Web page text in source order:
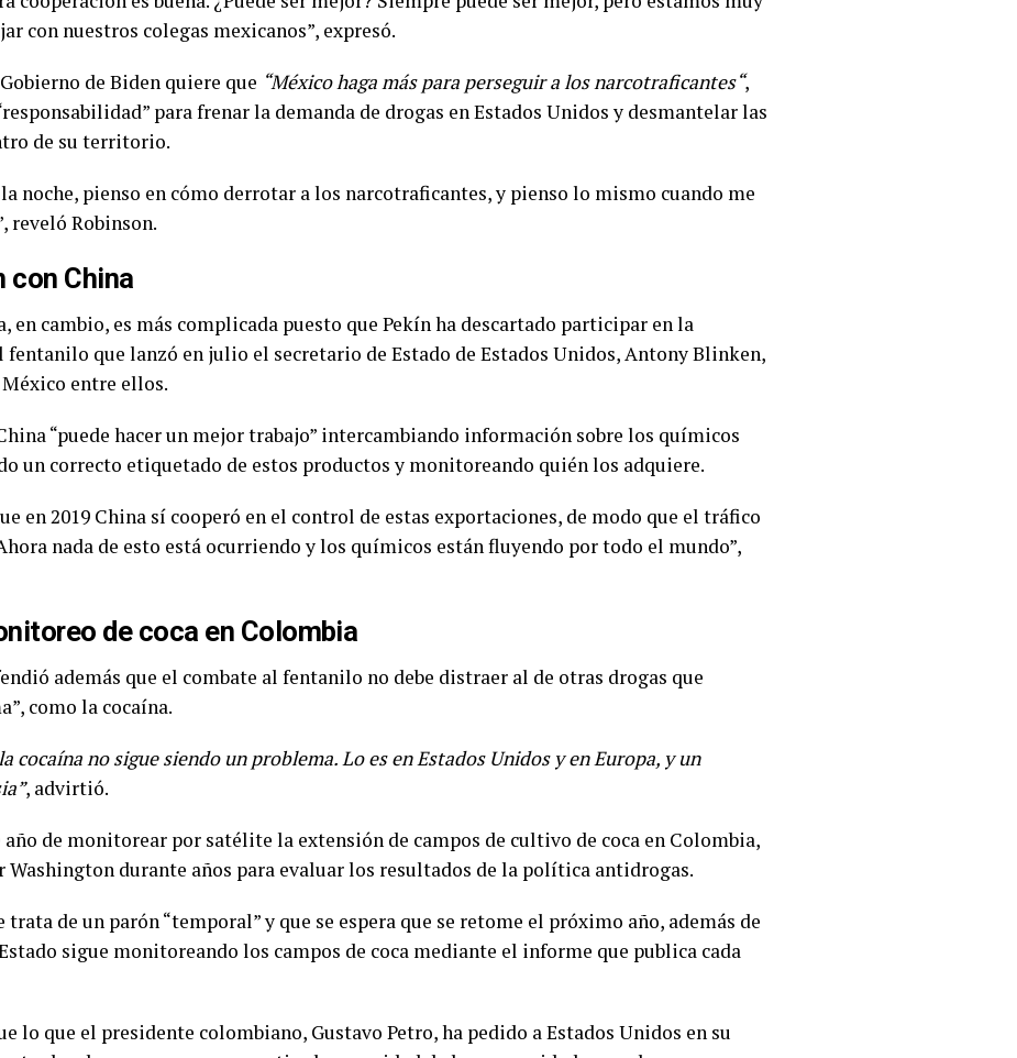
con nuestros colegas mexicanos”, expresó.
de Biden quiere que “México haga más para perseguir a los narcotraficantes“,
para frenar la demanda de drogas en Estados Unidos y desmantelar las
de su territorio.
noche, pienso en cómo derrotar a los narcotraficantes, y pienso lo mismo cuando me
reveló Robinson.
con China
en cambio, es más complicada puesto que Pekín ha descartado participar en la
que lanzó en julio el secretario de Estado de Estados Unidos, Antony Blinken,
entre ellos.
“puede hacer un mejor trabajo” intercambiando información sobre los químicos
un correcto etiquetado de estos productos y monitoreando quién los adquiere.
en 2019 China sí cooperó en el control de estas exportaciones, de modo que el tráfico
nada de esto está ocurriendo y los químicos están fluyendo por todo el mundo”,
de coca en Colombia
además que el combate al fentanilo no debe distraer al de otras drogas que
como la cocaína.
cocaína no sigue siendo un problema. Lo es en Estados Unidos y en Europa, y un
, advirtió.
año de monitorear por satélite la extensión de campos de cultivo de coca en Colombia,
durante años para evaluar los resultados de la política antidrogas.
trata de un parón “temporal” y que se espera que se retome el próximo año, además de
sigue monitoreando los campos de coca mediante el informe que publica cada
lo que el presidente colombiano, Gustavo Petro, ha pedido a Estados Unidos en su